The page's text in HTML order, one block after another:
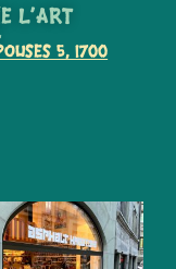
l'Art
5, 1700